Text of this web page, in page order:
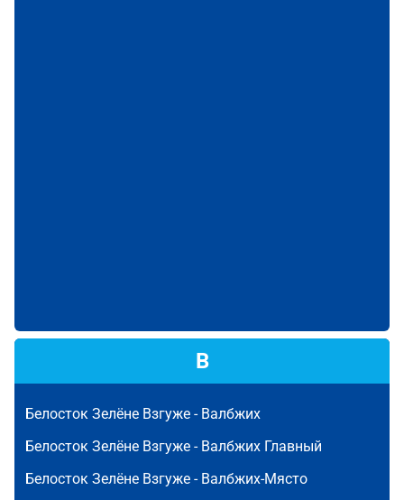
В
Белосток Зелёне Взгуже - Валбжих
Белосток Зелёне Взгуже - Валбжих Главный
Белосток Зелёне Взгуже - Валбжих-Място